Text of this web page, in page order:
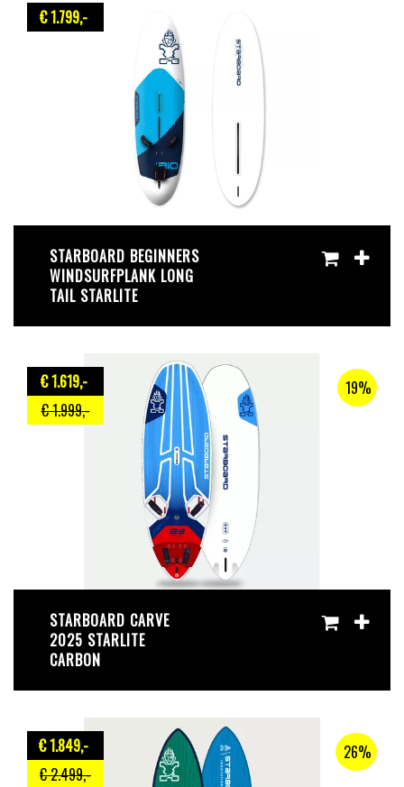
€ 1.799,-
STARBOARD BEGINNERS
WINDSURFPLANK LONG
TAIL STARLITE
€ 1.619,-
€ 1.999,-
19%
STARBOARD CARVE
2025 STARLITE
CARBON
€ 1.849,-
€ 2.499,-
26%